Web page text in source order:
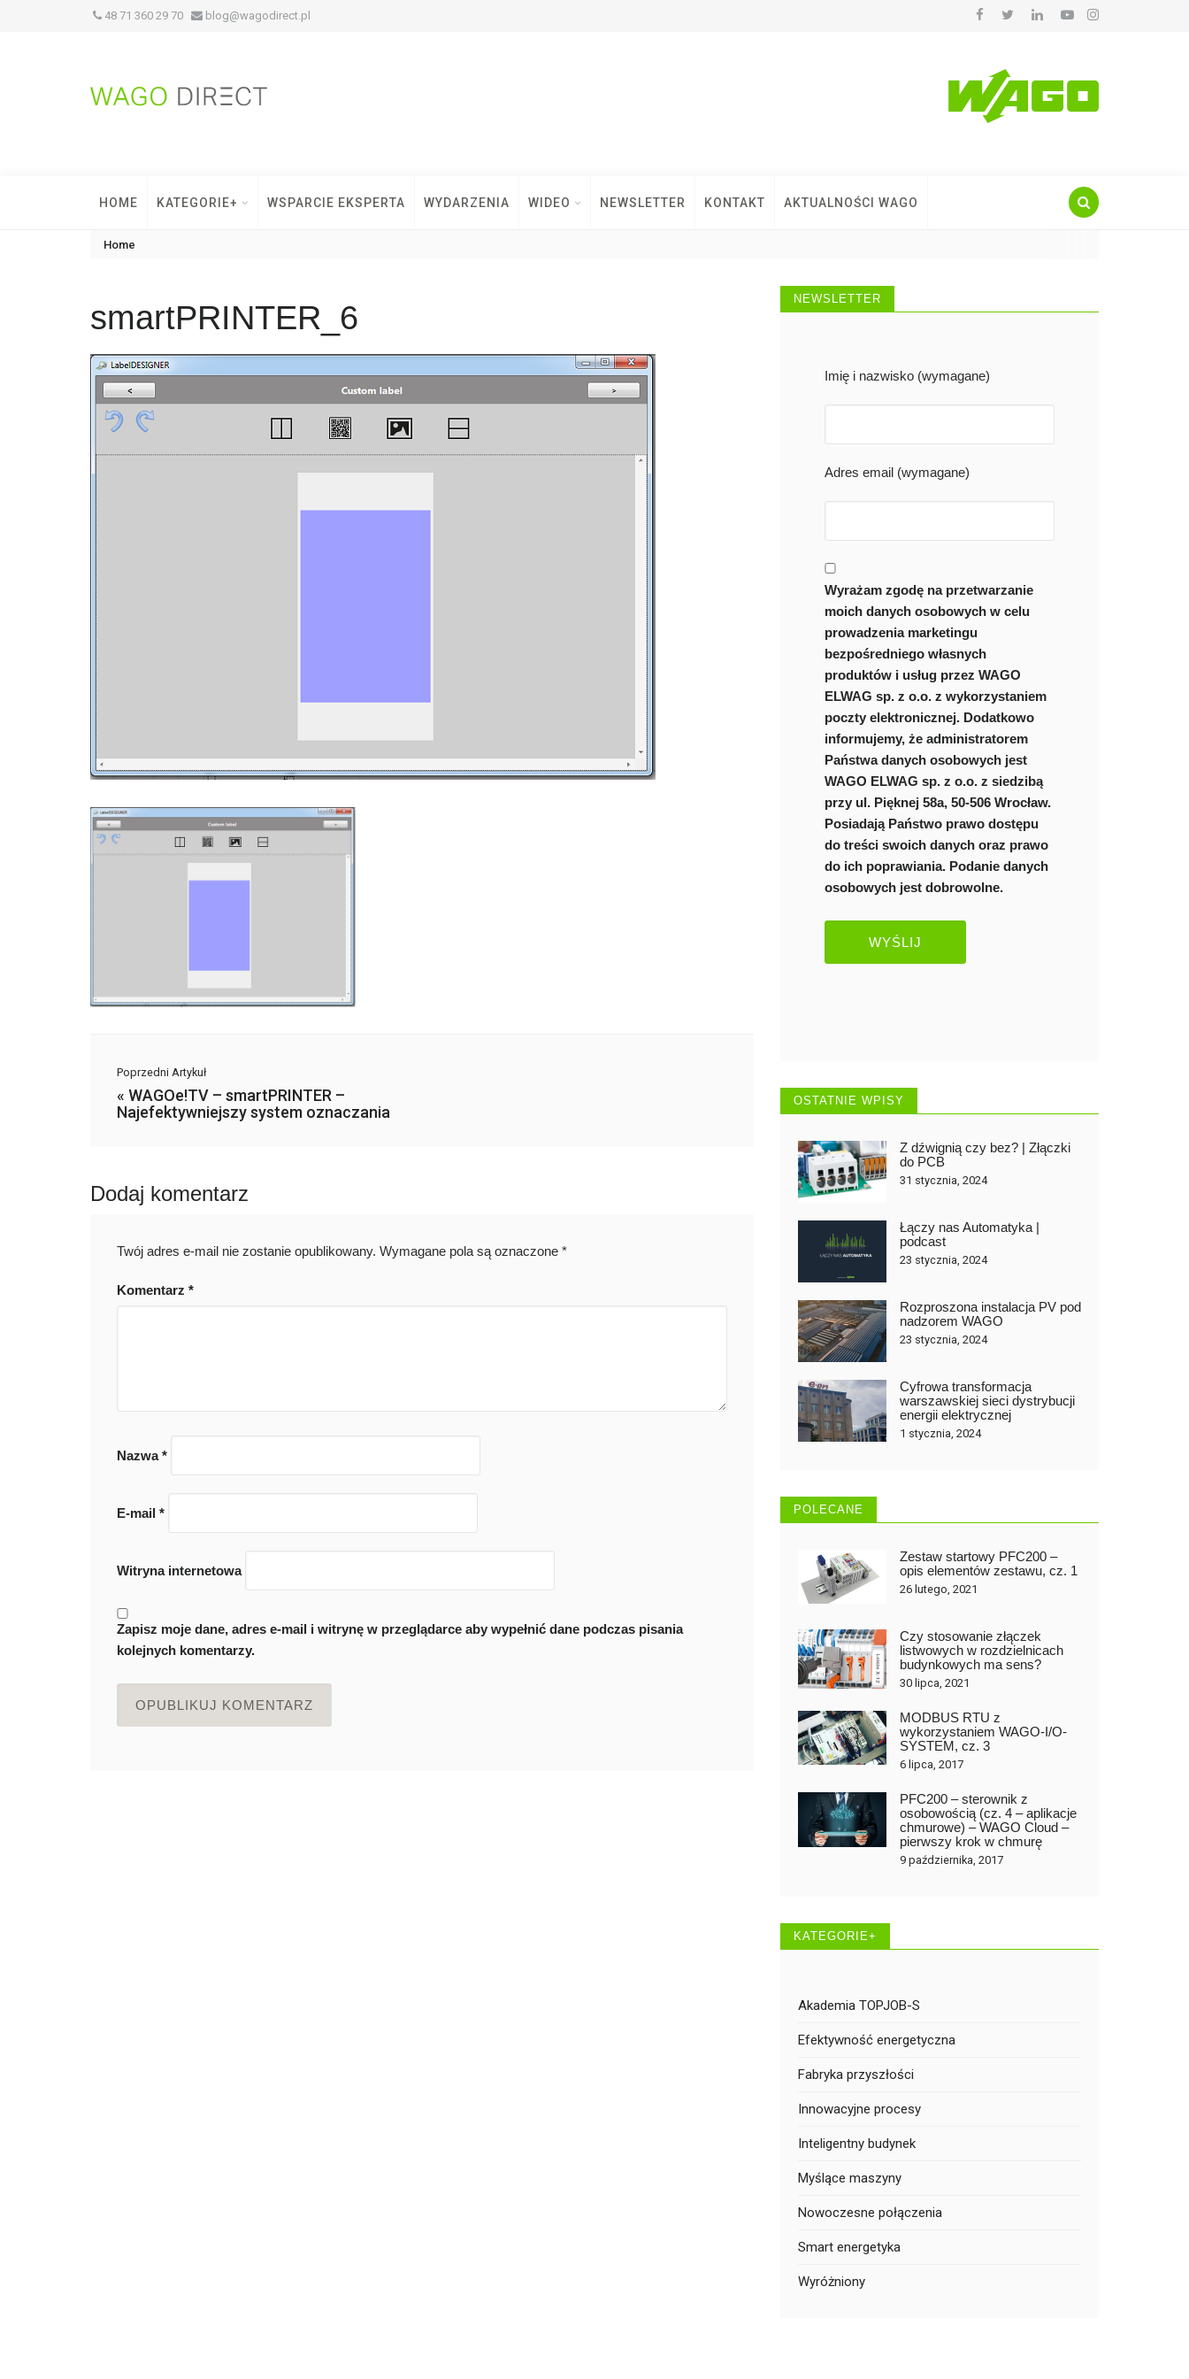
48 71 360 29 70 blog@wagodirect.pl
HOME KATEGORIE+ WSPARCIE EKSPERTA WYDARZENIA WIDEO NEWSLETTER KONTAKT AKTUALNOŚCI WAGO
Home
smartPRINTER_6
Poprzedni Artykuł
« WAGOe!TV – smartPRINTER –
Najefektywniejszy system oznaczania
Dodaj komentarz
Twój adres e-mail nie zostanie opublikowany. Wymagane pola są oznaczone *
Komentarz *
Nazwa*
E-mail *
Witryna internetowa
Zapisz moje dane, adres e-mail i witrynę w przeglądarce aby wypełnić dane podczas pisania
kolejnych komentarzy.
NEWSLETTER
Imię i nazwisko (wymagane)
Adres email (wymagane)
Wyrażam zgodę na przetwarzanie
moich danych osobowych w celu
prowadzenia marketingu
bezpośredniego własnych
produktów i usług przez WAGO
ELWAG sp. z o.o. z wykorzystaniem
poczty elektronicznej. Dodatkowo
informujemy, że administratorem
Państwa danych osobowych jest
WAGO ELWAG sp. z o.o. z siedzibą
przy ul. Pięknej 58a, 50-506 Wrocław.
Posiadają Państwo prawo dostępu
do treści swoich danych oraz prawo
do ich poprawiania. Podanie danych
osobowych jest dobrowolne.
OSTATNIE WPISY
Z dźwignią czy bez? | Złączki
do PCB
31 stycznia, 2024
Łączy nas Automatyka |
podcast
23 stycznia, 2024
Rozproszona instalacja PV pod
nadzorem WAGO
23 stycznia, 2024
Cyfrowa transformacja
warszawskiej sieci dystrybucji
energii elektrycznej
1 stycznia, 2024
POLECANE
Zestaw startowy PFC200 –
opis elementów zestawu, cz. 1
26 lutego, 2021
Czy stosowanie złączek
listwowych w rozdzielnicach
budynkowych ma sens?
30 lipca, 2021
MODBUS RTU z
wykorzystaniem WAGO-I/O-
SYSTEM, cz. 3
6 lipca, 2017
PFC200 – sterownik z
osobowością (cz. 4 – aplikacje
chmurowe) – WAGO Cloud –
pierwszy krok w chmurę
9 października, 2017
KATEGORIE+
Akademia TOPJOB-S
Efektywność energetyczna
Fabryka przyszłości
Innowacyjne procesy
Inteligentny budynek
Myślące maszyny
Nowoczesne połączenia
Smart energetyka
Wyróżniony